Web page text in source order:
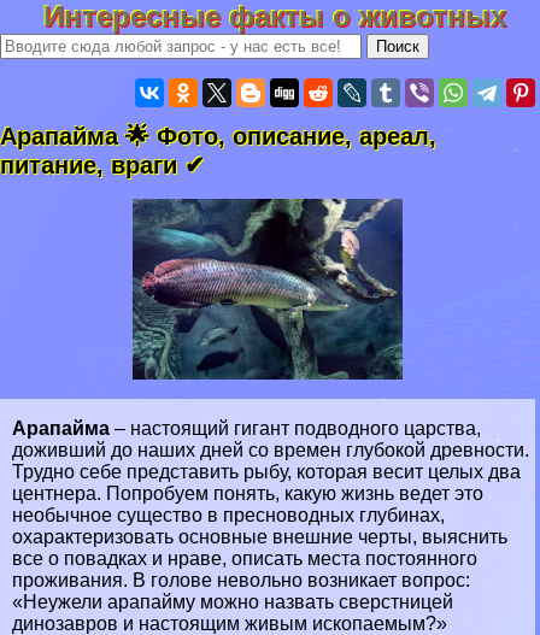
Интересные факты о животных
Арапайма 🌟 Фото, описание, ареал,
питание, враги ✔
Арапайма – настоящий гигант подводного царства,
доживший до наших дней со времен глубокой древности.
Трудно себе представить рыбу, которая весит целых два
центнера. Попробуем понять, какую жизнь ведет это
необычное существо в пресноводных глубинах,
охаpaктеризовать основные внешние черты, выяснить
все о повадках и нраве, описать места постоянного
проживания. В голове невольно возникает вопрос:
«Неужели арапайму можно назвать сверстницей
динозавров и настоящим живым ископаемым?»